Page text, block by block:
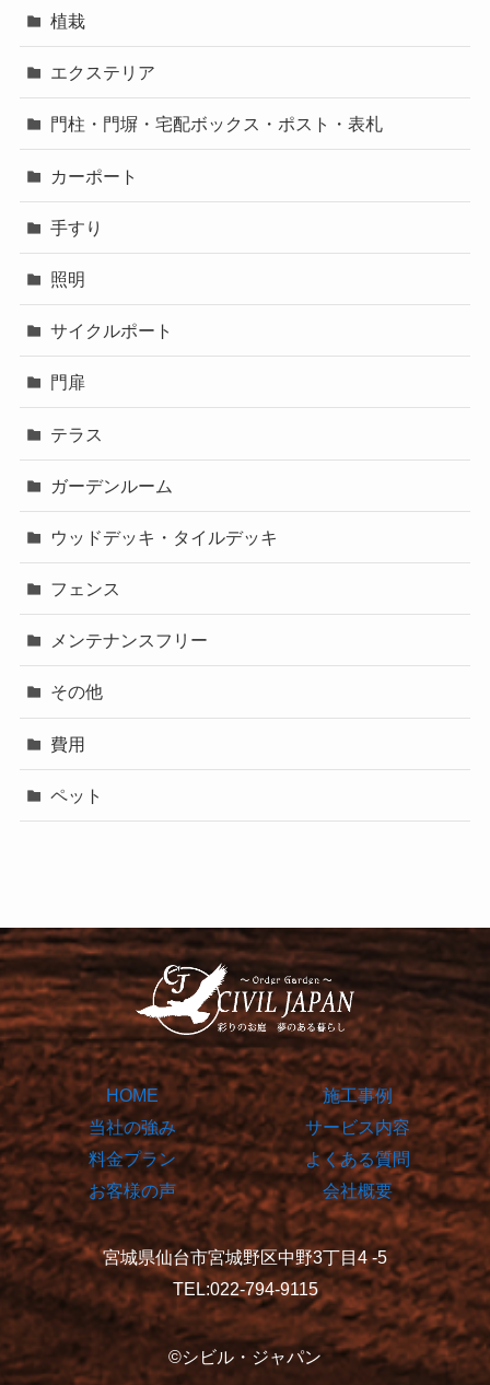
植栽
エクステリア
門柱・門塀・宅配ボックス・ポスト・表札
カーポート
手すり
照明
サイクルポート
門扉
テラス
ガーデンルーム
ウッドデッキ・タイルデッキ
フェンス
メンテナンスフリー
その他
費用
ペット
HOME
施工事例
当社の強み
サービス内容
料金プラン
よくある質問
お客様の声
会社概要
宮城県仙台市宮城野区中野3丁目4 -5
TEL:022-794-9115
©シビル・ジャパン